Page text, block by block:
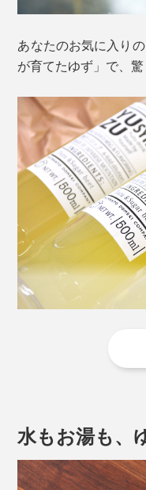
あなたのお気に入り
が育てたゆず」で、
『YUZU SYRUP（
倍に希釈）。シンプ
水もお湯も、